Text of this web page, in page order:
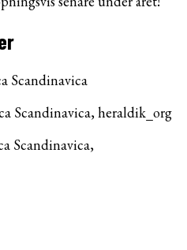
Scandinavica
Scandinavica, heraldik_org
Scandinavica,